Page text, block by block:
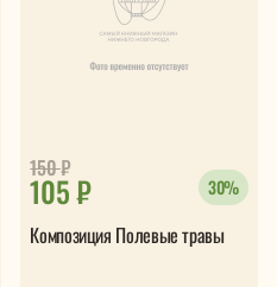
105 ₽
150₽
30%
Композиция Полевые травы